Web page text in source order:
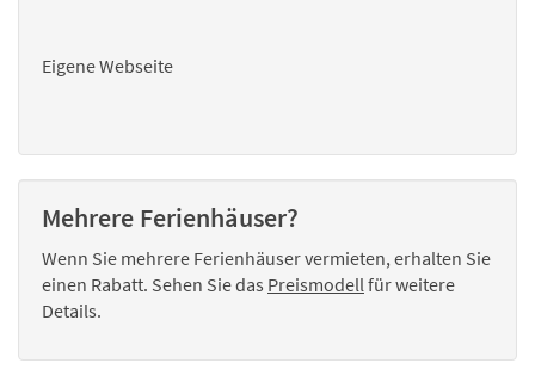
Eigene Webseite
Mehrere Ferienhäuser?
Wenn Sie mehrere Ferienhäuser vermieten, erhalten Sie
einen Rabatt. Sehen Sie das Preismodell für weitere
Details.